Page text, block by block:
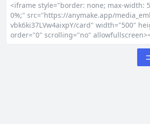
<iframe style="border: none; max-width:
0%;" src="https://anymake.app/
vbk6ki37LVw4aixpY/card" width="500"
order="0" scrolling="no"